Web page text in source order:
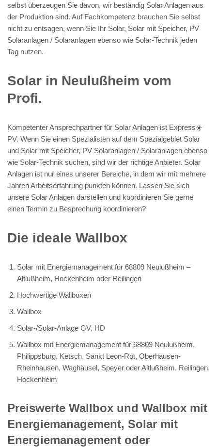
selbst überzeugen Sie davon, wir beständig Solar Anlagen aus
der Produktion sind. Auf Fachkompetenz brauchen Sie selbst
nicht zu entsagen, wenn Sie Ihr Solar, Solar mit Speicher, PV
Solaranlagen / Solaranlagen ebenso wie Solar-Technik jeden
Tag nutzen.
Solar in Neulußheim vom
Profi.
Kompetenter Ansprechpartner für Solar Anlagen ist Express☀️
PV️. Wenn Sie einen Spezialisten auf dem Spezialgebiet Solar
und Solar mit Speicher, PV Solaranlagen / Solaranlagen ebenso
wie Solar-Technik suchen, sind wir der richtige Anbieter. Solar
Anlagen ist nur eines unserer Bereiche, in dem wir mit mehrere
Jahren Arbeitserfahrung punkten können. Lassen Sie sich
unsere Solar Anlagen darstellen und koordinieren Sie gerne
einen Termin zu Besprechung koordinieren?
Die ideale Wallbox
Solar mit Energiemanagement für 68809 Neulußheim –
Altlußheim, Hockenheim oder Reilingen
Hochwertige Wallboxen
Wallbox
Solar-/Solar-Anlage GV, HD
Wallbox mit Energiemanagement für 68809 Neulußheim,
Philippsburg, Ketsch, Sankt Leon-Rot, Oberhausen-
Rheinhausen, Waghäusel, Speyer oder Altlußheim, Reilingen,
Hockenheim
Preiswerte Wallbox und Wallbox mit
Energiemanagement, Solar mit
Energiemanagement oder